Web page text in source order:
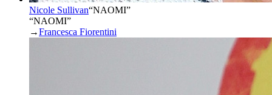
Nicole Sullivan“NAOMI”
“NAOMI”
→Francesca Fiorentini